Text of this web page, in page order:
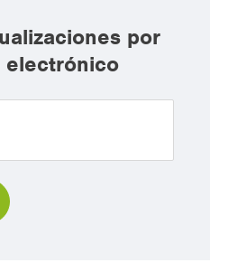
por
electrónico